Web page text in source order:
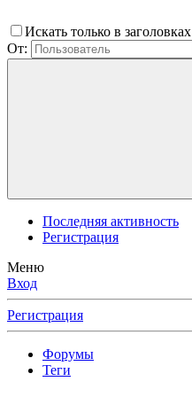
Искать только в заголовках
От:
Последняя активность
Регистрация
Меню
Вход
Регистрация
Форумы
Теги